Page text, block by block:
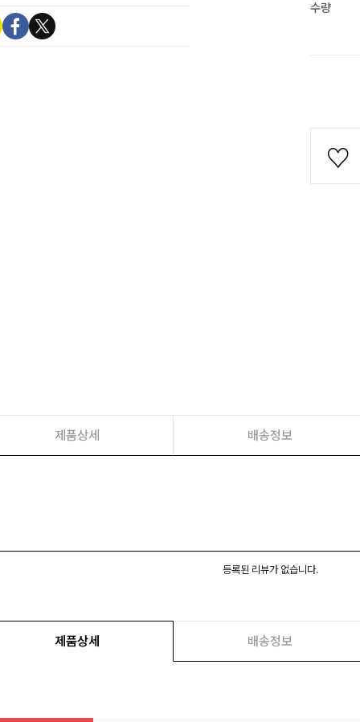
수량
제품상세 배송정보
등록된 리뷰가 없습니다.
제품상세 배송정보